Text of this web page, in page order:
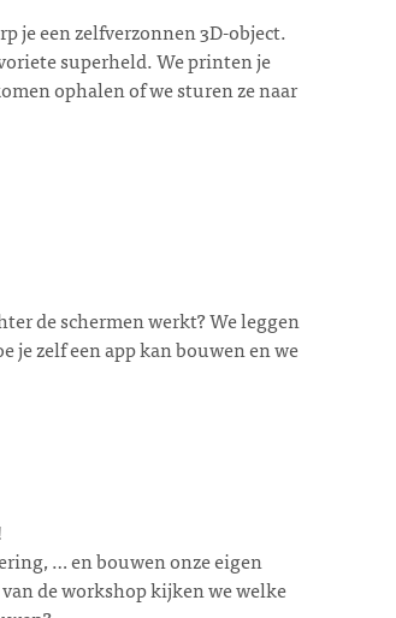
je een zelfverzonnen 3D-object.
superheld. We printen je
ophalen of we sturen ze naar
de schermen werkt? We leggen
je zelf een app kan bouwen en we
… en bouwen onze eigen
de workshop kijken we welke